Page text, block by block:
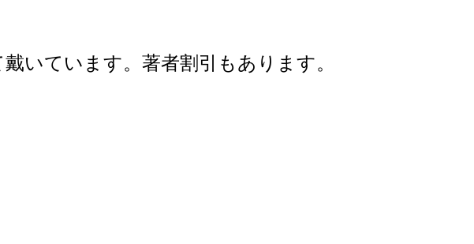
いています。著者割引もあります。